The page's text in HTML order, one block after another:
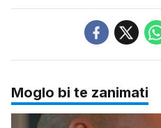
Moglo bi te zanimati